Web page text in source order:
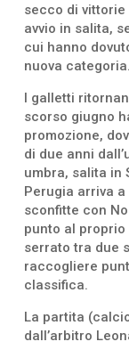
secco di vittorie
avvio in salita,
cui hanno
nuova categoria.
I galletti
scorso giugno
promozione,
di due anni
umbra, salita in
Perugia arriva
sconfitte con
punto al proprio
serrato tra due
raccogliere
classifica.
La partita
dall’arbitro